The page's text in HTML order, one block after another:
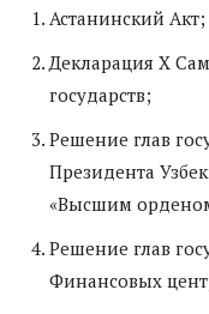
Астанинский Акт;
Декларация Х
государств;
Решение глав
Президента
«Высшим
Решение глав
Финансовых